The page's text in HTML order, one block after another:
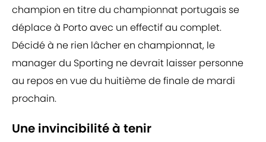
champion en titre du championnat portugais se
déplace à Porto avec un effectif au complet.
Décidé à ne rien lâcher en championnat, le
manager du Sporting ne devrait laisser personne
au repos en vue du huitième de finale de mardi
prochain.
Une invincibilité à tenir